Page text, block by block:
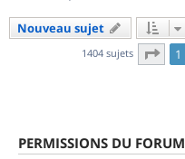
Nouveau sujet
1404 sujets Page
1
PERMISSIONS DU FORUM